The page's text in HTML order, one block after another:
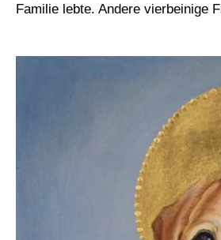
Familie lebte. Andere vierbeinige